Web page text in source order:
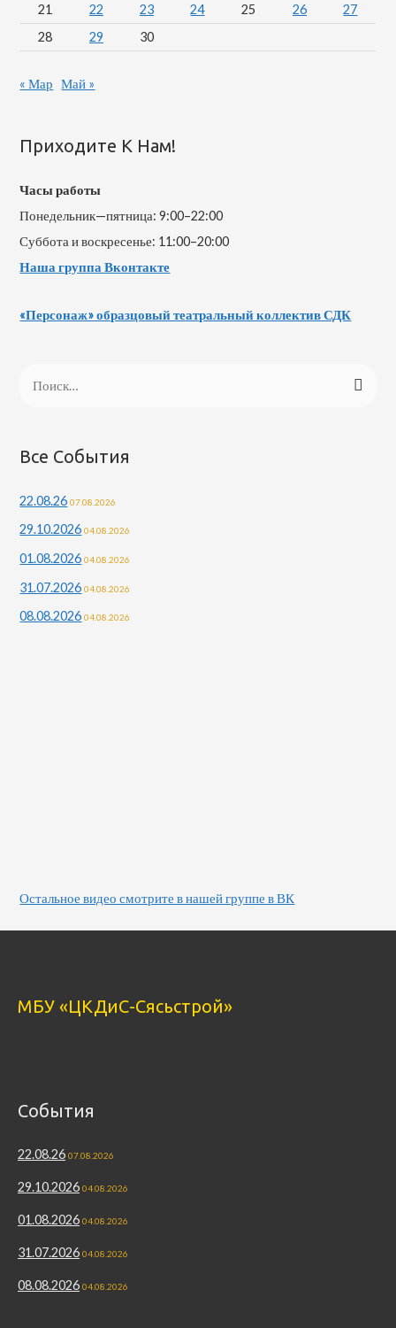
21
22 23 24 25 26
27
28
29 30
« Мар Май »
Приходите К Нам!
Часы работы
Понедельник—пятница: 9:00–22:00
Суббота и воскресенье: 11:00–20:00
Наша группа Вконтакте
«Персонаж» образцовый театральный коллектив СДК
Все События
22.08.26 07.08.2026
29.10.2026 04.08.2026
01.08.2026 04.08.2026
31.07.2026 04.08.2026
08.08.2026 04.08.2026
Остальное видео смотрите в нашей группе в ВК
МБУ «ЦКДиС-Сясьстрой»
События
22.08.26 07.08.2026
29.10.2026 04.08.2026
01.08.2026 04.08.2026
31.07.2026 04.08.2026
08.08.2026 04.08.2026